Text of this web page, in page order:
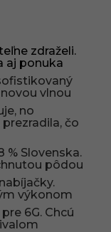
zdraželi.
aj ponuka
vlnou
no
čo
% Slovenska.
pôdou
výkonom
6G. Chcú